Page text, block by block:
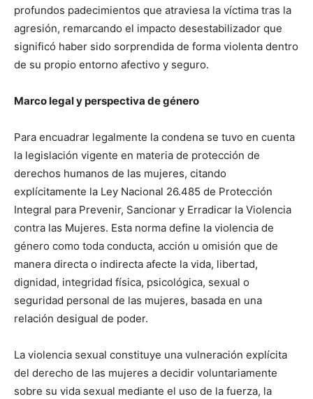
profundos padecimientos que atraviesa la víctima tras la
agresión, remarcando el impacto desestabilizador que
significó haber sido sorprendida de forma violenta dentro
de su propio entorno afectivo y seguro.
Marco legal y perspectiva de género
Para encuadrar legalmente la condena se tuvo en cuenta
la legislación vigente en materia de protección de
derechos humanos de las mujeres, citando
explícitamente la Ley Nacional 26.485 de Protección
Integral para Prevenir, Sancionar y Erradicar la Violencia
contra las Mujeres. Esta norma define la violencia de
género como toda conducta, acción u omisión que de
manera directa o indirecta afecte la vida, libertad,
dignidad, integridad física, psicológica, sexual o
seguridad personal de las mujeres, basada en una
relación desigual de poder.
La violencia sexual constituye una vulneración explícita
del derecho de las mujeres a decidir voluntariamente
sobre su vida sexual mediante el uso de la fuerza, la